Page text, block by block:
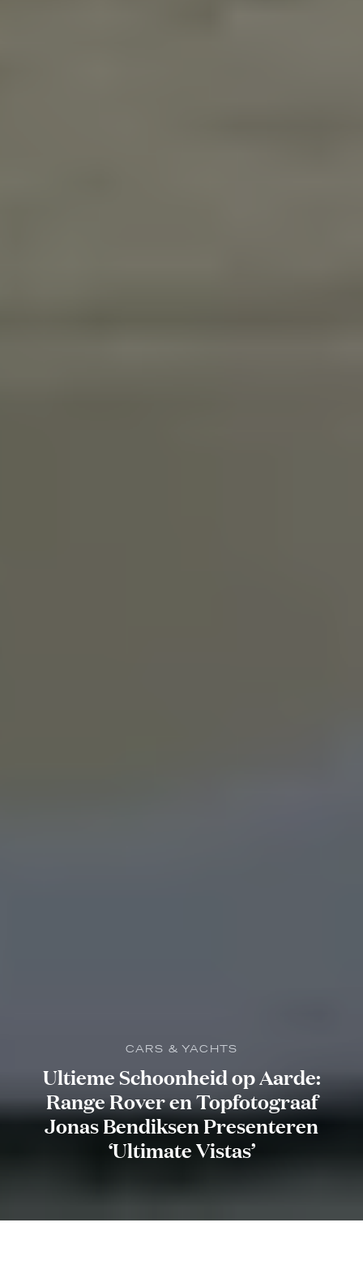
CARS & YACHTS
Ultieme Schoonheid op Aarde:
Range Rover en Topfotograaf
Jonas Bendiksen Presenteren
‘Ultimate Vistas’